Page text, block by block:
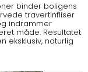
binder boligens
travertinfliser
indrammer
måde. Resultatet
eksklusiv, naturlig